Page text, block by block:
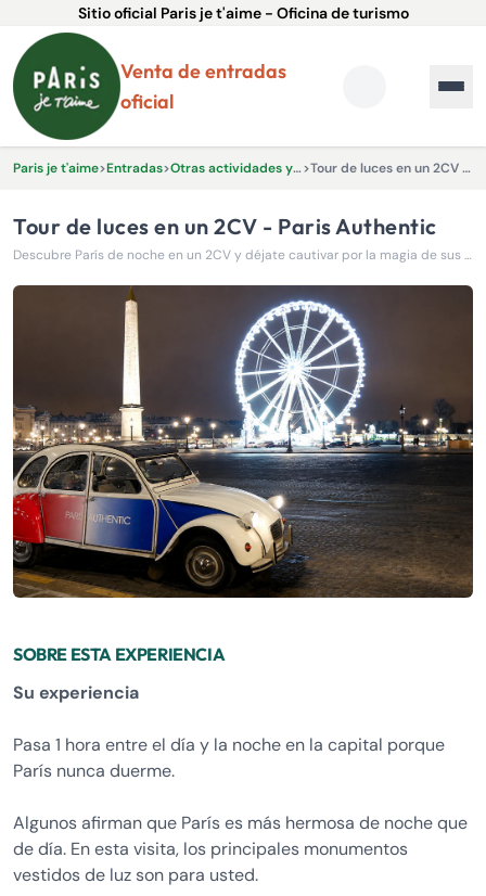
Sitio oficial Paris je t'aime - Oficina de turismo
Venta de entradas
oficial
Paris je t'aime>Entradas> Otras actividades y experiencias.> Tour de luces en un 2CV - Paris Authentic
Tour de luces en un 2CV - Paris Authentic
Descubre París de noche en un 2CV y déjate cautivar por la magia de sus monumentos iluminados.
SOBRE ESTA EXPERIENCIA
Su experiencia
Pasa 1 hora entre el día y la noche en la capital porque
París nunca duerme.
Algunos afirman que París es más hermosa de noche que
de día. En esta visita, los principales monumentos
vestidos de luz son para usted.